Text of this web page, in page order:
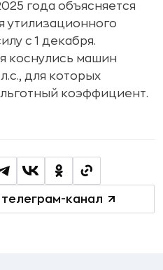
года объясняется
утилизационного
с 1 декабря.
коснулись машин
для которых
коэффициент.
канал